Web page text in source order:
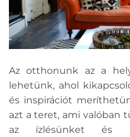
Az otthonunk az a
lehetünk, ahol
és inspirációt
azt a teret, ami valóban
az ízlésünket és